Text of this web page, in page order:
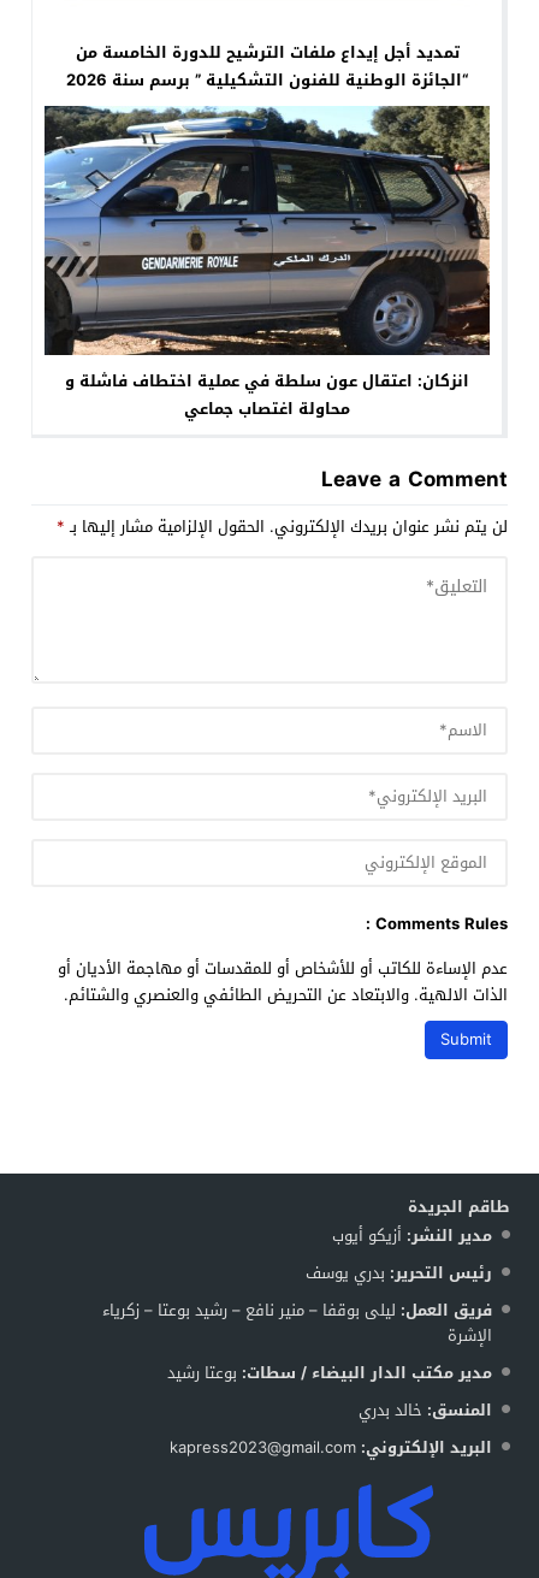
تمديد أجل إيداع ملفات الترشيح للدورة الخامسة من
“الجائزة الوطنية للفنون التشكيلية ” برسم سنة 2026
في فن الصباغة،التصوير الفوتوغرافي الفني وفن النحت
( اعلان)
انزكان: اعتقال عون سلطة في عملية اختطاف فاشلة و
محاولة اغتصاب جماعي
Leave a Comment
لن يتم نشر عنوان بريدك الإلكتروني. الحقول الإلزامية مشار إليها بـ*
Comments Rules :
عدم الإساءة للكاتب أو للأشخاص أو للمقدسات أو مهاجمة الأديان أو
الذات الالهية. والابتعاد عن التحريض الطائفي والعنصري والشتائم.
طاقم الجريدة
مدير النشر: أزيكو أيوب
رئيس التحرير: بدري يوسف
فريق العمل: ليلى بوقفا – منير نافع – رشيد بوعتا – زكرياء
الإشرة
مدير مكتب الدار البيضاء / سطات: بوعتا رشيد
المنسق: خالد بدري
البريد الإلكتروني: kapress2023@gmail.com